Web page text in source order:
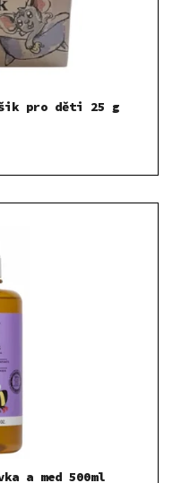
pro děti 25 g
a med 500ml